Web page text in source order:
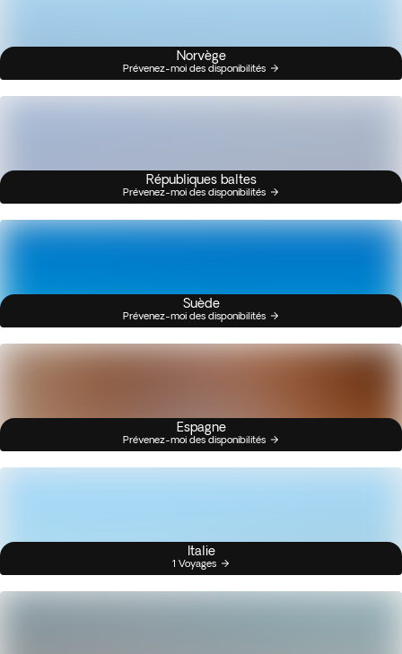
Norvège
Prévenez-moi des disponibilités
Républiques baltes
Prévenez-moi des disponibilités
Suède
Prévenez-moi des disponibilités
Espagne
Prévenez-moi des disponibilités
Italie
1 Voyages